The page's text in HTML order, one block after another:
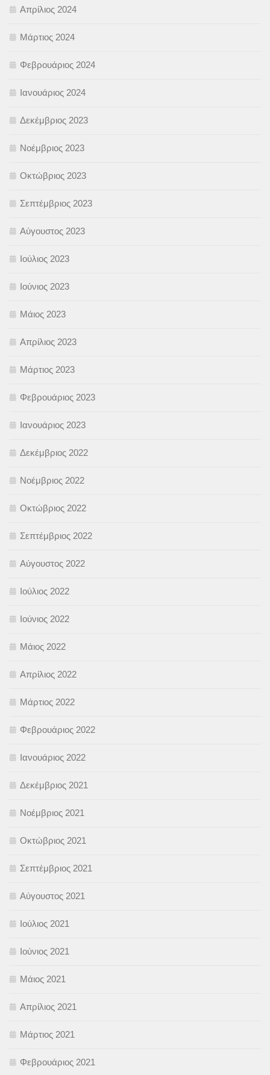
Απρίλιος 2024
Μάρτιος 2024
Φεβρουάριος 2024
Ιανουάριος 2024
Δεκέμβριος 2023
Νοέμβριος 2023
Οκτώβριος 2023
Σεπτέμβριος 2023
Αύγουστος 2023
Ιούλιος 2023
Ιούνιος 2023
Μάιος 2023
Απρίλιος 2023
Μάρτιος 2023
Φεβρουάριος 2023
Ιανουάριος 2023
Δεκέμβριος 2022
Νοέμβριος 2022
Οκτώβριος 2022
Σεπτέμβριος 2022
Αύγουστος 2022
Ιούλιος 2022
Ιούνιος 2022
Μάιος 2022
Απρίλιος 2022
Μάρτιος 2022
Φεβρουάριος 2022
Ιανουάριος 2022
Δεκέμβριος 2021
Νοέμβριος 2021
Οκτώβριος 2021
Σεπτέμβριος 2021
Αύγουστος 2021
Ιούλιος 2021
Ιούνιος 2021
Μάιος 2021
Απρίλιος 2021
Μάρτιος 2021
Φεβρουάριος 2021